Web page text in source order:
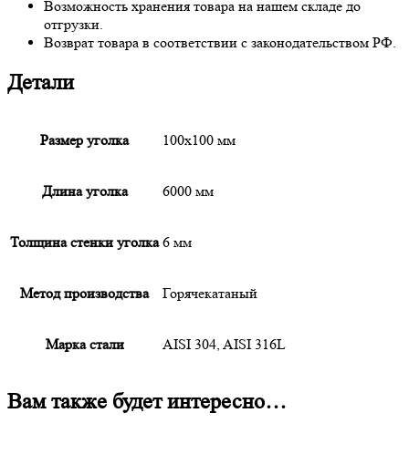
Возможность хранения товара на нашем складе до
отгрузки.
Возврат товара в соответствии с законодательством РФ.
Детали
Размер уголка 100х100 мм
Длина уголка 6000 мм
Толщина стенки уголка 6 мм
Метод производства Горячекатаный
Марка стали AISI 304, AISI 316L
Вам также будет интересно…